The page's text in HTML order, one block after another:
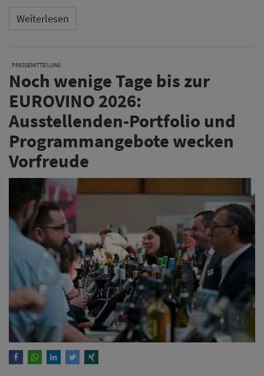
Weiterlesen
PRESSEMITTEILUNG
Noch wenige Tage bis zur
EUROVINO 2026:
Ausstellenden-Portfolio und
Programmangebote wecken
Vorfreude